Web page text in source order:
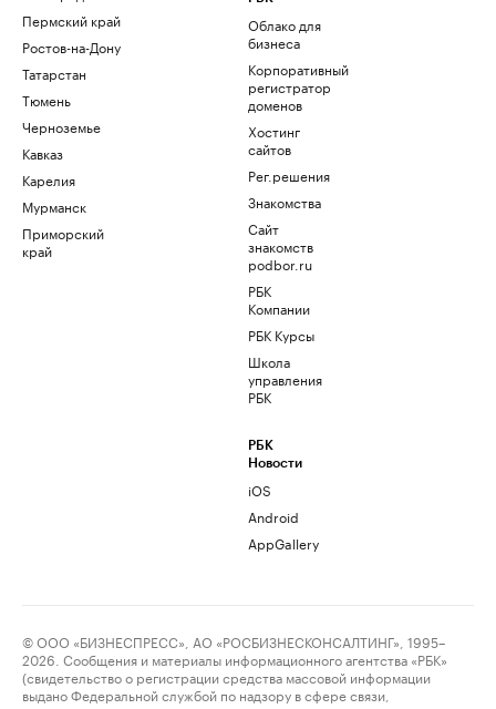
Пермский край
Ростов-на-Дону
Татарстан
Тюмень
Черноземье
Кавказ
Карелия
Мурманск
Приморский
край
Облако для
бизнеса
Корпоративный
регистратор
доменов
Хостинг
сайтов
Рег.решения
Знакомства
Сайт
знакомств
podbor.ru
РБК
Компании
РБК Курсы
Школа
управления
РБК
РБК
Новости
iOS
Android
AppGallery
© ООО «БИЗНЕСПРЕСС», АО «РОСБИЗНЕСКОНСАЛТИНГ», 1995–
2026. Сообщения и материалы информационного агентства «РБК»
(свидетельство о регистрации средства массовой информации
выдано Федеральной службой по надзору в сфере связи,